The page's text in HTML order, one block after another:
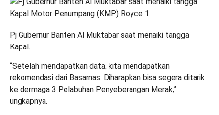
Pj Gubernur Banten Al Muktabar saat menaiki tangga
Kapal.
“Setelah mendapatkan data, kita mendapatkan
rekomendasi dari Basarnas. Diharapkan bisa segera ditarik
ke dermaga 3 Pelabuhan Penyeberangan Merak,”
ungkapnya.